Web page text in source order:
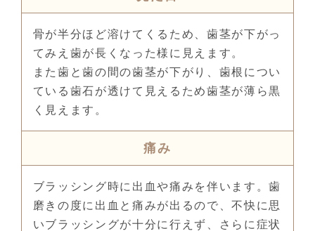
骨が半分ほど溶けてくるため、歯茎が下がっ
てみえ歯が長くなった様に見えます。
また歯と歯の間の歯茎が下がり、歯根につい
ている歯石が透けて見えるため歯茎が薄ら黒
く見えます。
痛み
ブラッシング時に出血や痛みを伴います。歯
磨きの度に出血と痛みが出るので、不快に思
いブラッシングが十分に行えず、さらに症状